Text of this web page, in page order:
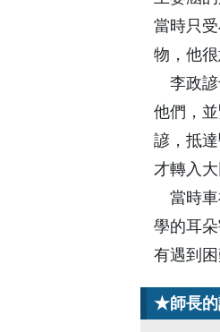
當時只
物，他很
李政諺
他們，
諺，抵
才轉入
當時車
學的耳
有遇到
★師長的